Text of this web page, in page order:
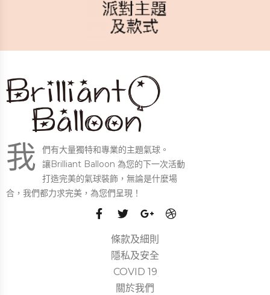
我
們有大量獨特和專業的主題氣球。
讓Brilliant Balloon 為您的下一次活動
打造完美的氣球裝飾，無論是什麼場
合，我們都力求完美，為您們呈現！
條款及細則
隱私及安全
COVID 19
關於我們